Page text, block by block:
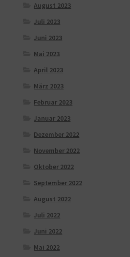
August 2023
Juli 2023
Juni 2023
Mai 2023
April 2023
März 2023
Februar 2023
Januar 2023
Dezember 2022
November 2022
Oktober 2022
September 2022
August 2022
Juli 2022
Juni 2022
Mai 2022